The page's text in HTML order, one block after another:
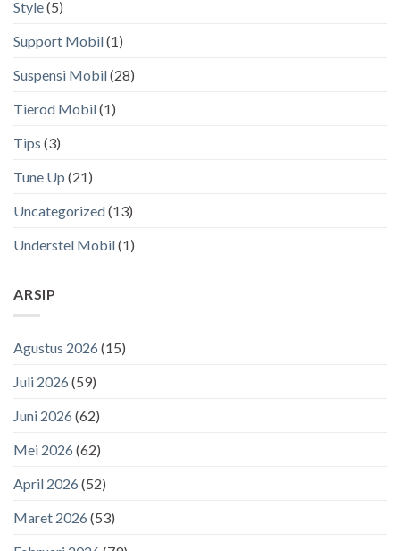
Style(5)
Support Mobil(1)
Suspensi Mobil(28)
Tierod Mobil(1)
Tips (3)
Tune Up (21)
Uncategorized(13)
Understel Mobil(1)
ARSIP
Agustus 2026 (15)
Juli 2026 (59)
Juni 2026 (62)
Mei 2026 (62)
April 2026 (52)
Maret 2026 (53)